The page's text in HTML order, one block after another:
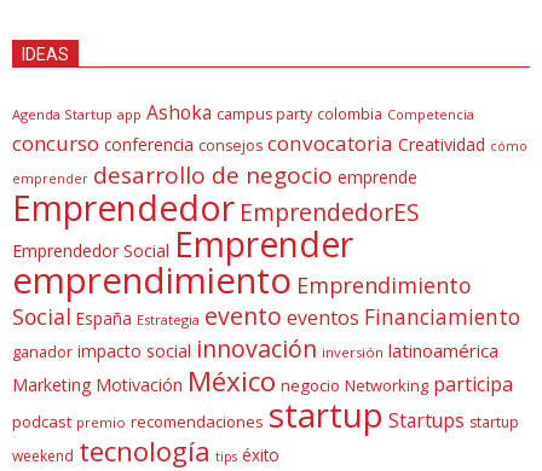
IDEAS
Agenda Startup app Ashoka campus party colombia Competencia
concurso conferencia consejos convocatoria Creatividad cómo
emprender desarrollo de negocio emprende
Emprendedor EmprendedorES
Emprendedor Social Emprender
emprendimiento Emprendimiento
Social España Estrategia evento eventos Financiamiento
ganador impacto social innovación inversión latinoamérica
Marketing Motivación México negocio Networking participa
podcast premio recomendaciones startup Startups startup
weekend tecnología tips éxito